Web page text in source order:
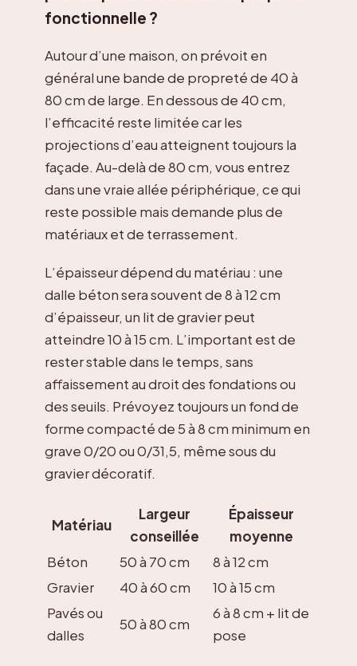
fonctionnelle ?
Autour d’une maison, on prévoit en
général une bande de propreté de 40 à
80 cm de large. En dessous de 40 cm,
l’efficacité reste limitée car les
projections d’eau atteignent toujours la
façade. Au-delà de 80 cm, vous entrez
dans une vraie allée périphérique, ce qui
reste possible mais demande plus de
matériaux et de terrassement.
L’épaisseur dépend du matériau : une
dalle béton sera souvent de 8 à 12 cm
d’épaisseur, un lit de gravier peut
atteindre 10 à 15 cm. L’important est de
rester stable dans le temps, sans
affaissement au droit des fondations ou
des seuils. Prévoyez toujours un fond de
forme compacté de 5 à 8 cm minimum en
grave 0/20 ou 0/31,5, même sous du
gravier décoratif.
Matériau
Largeur
conseillée
Épaisseur
moyenne
Béton
50 à 70 cm
8 à 12 cm
Gravier
40 à 60 cm
10 à 15 cm
Pavés ou
dalles
50 à 80 cm
6 à 8 cm + lit de
pose